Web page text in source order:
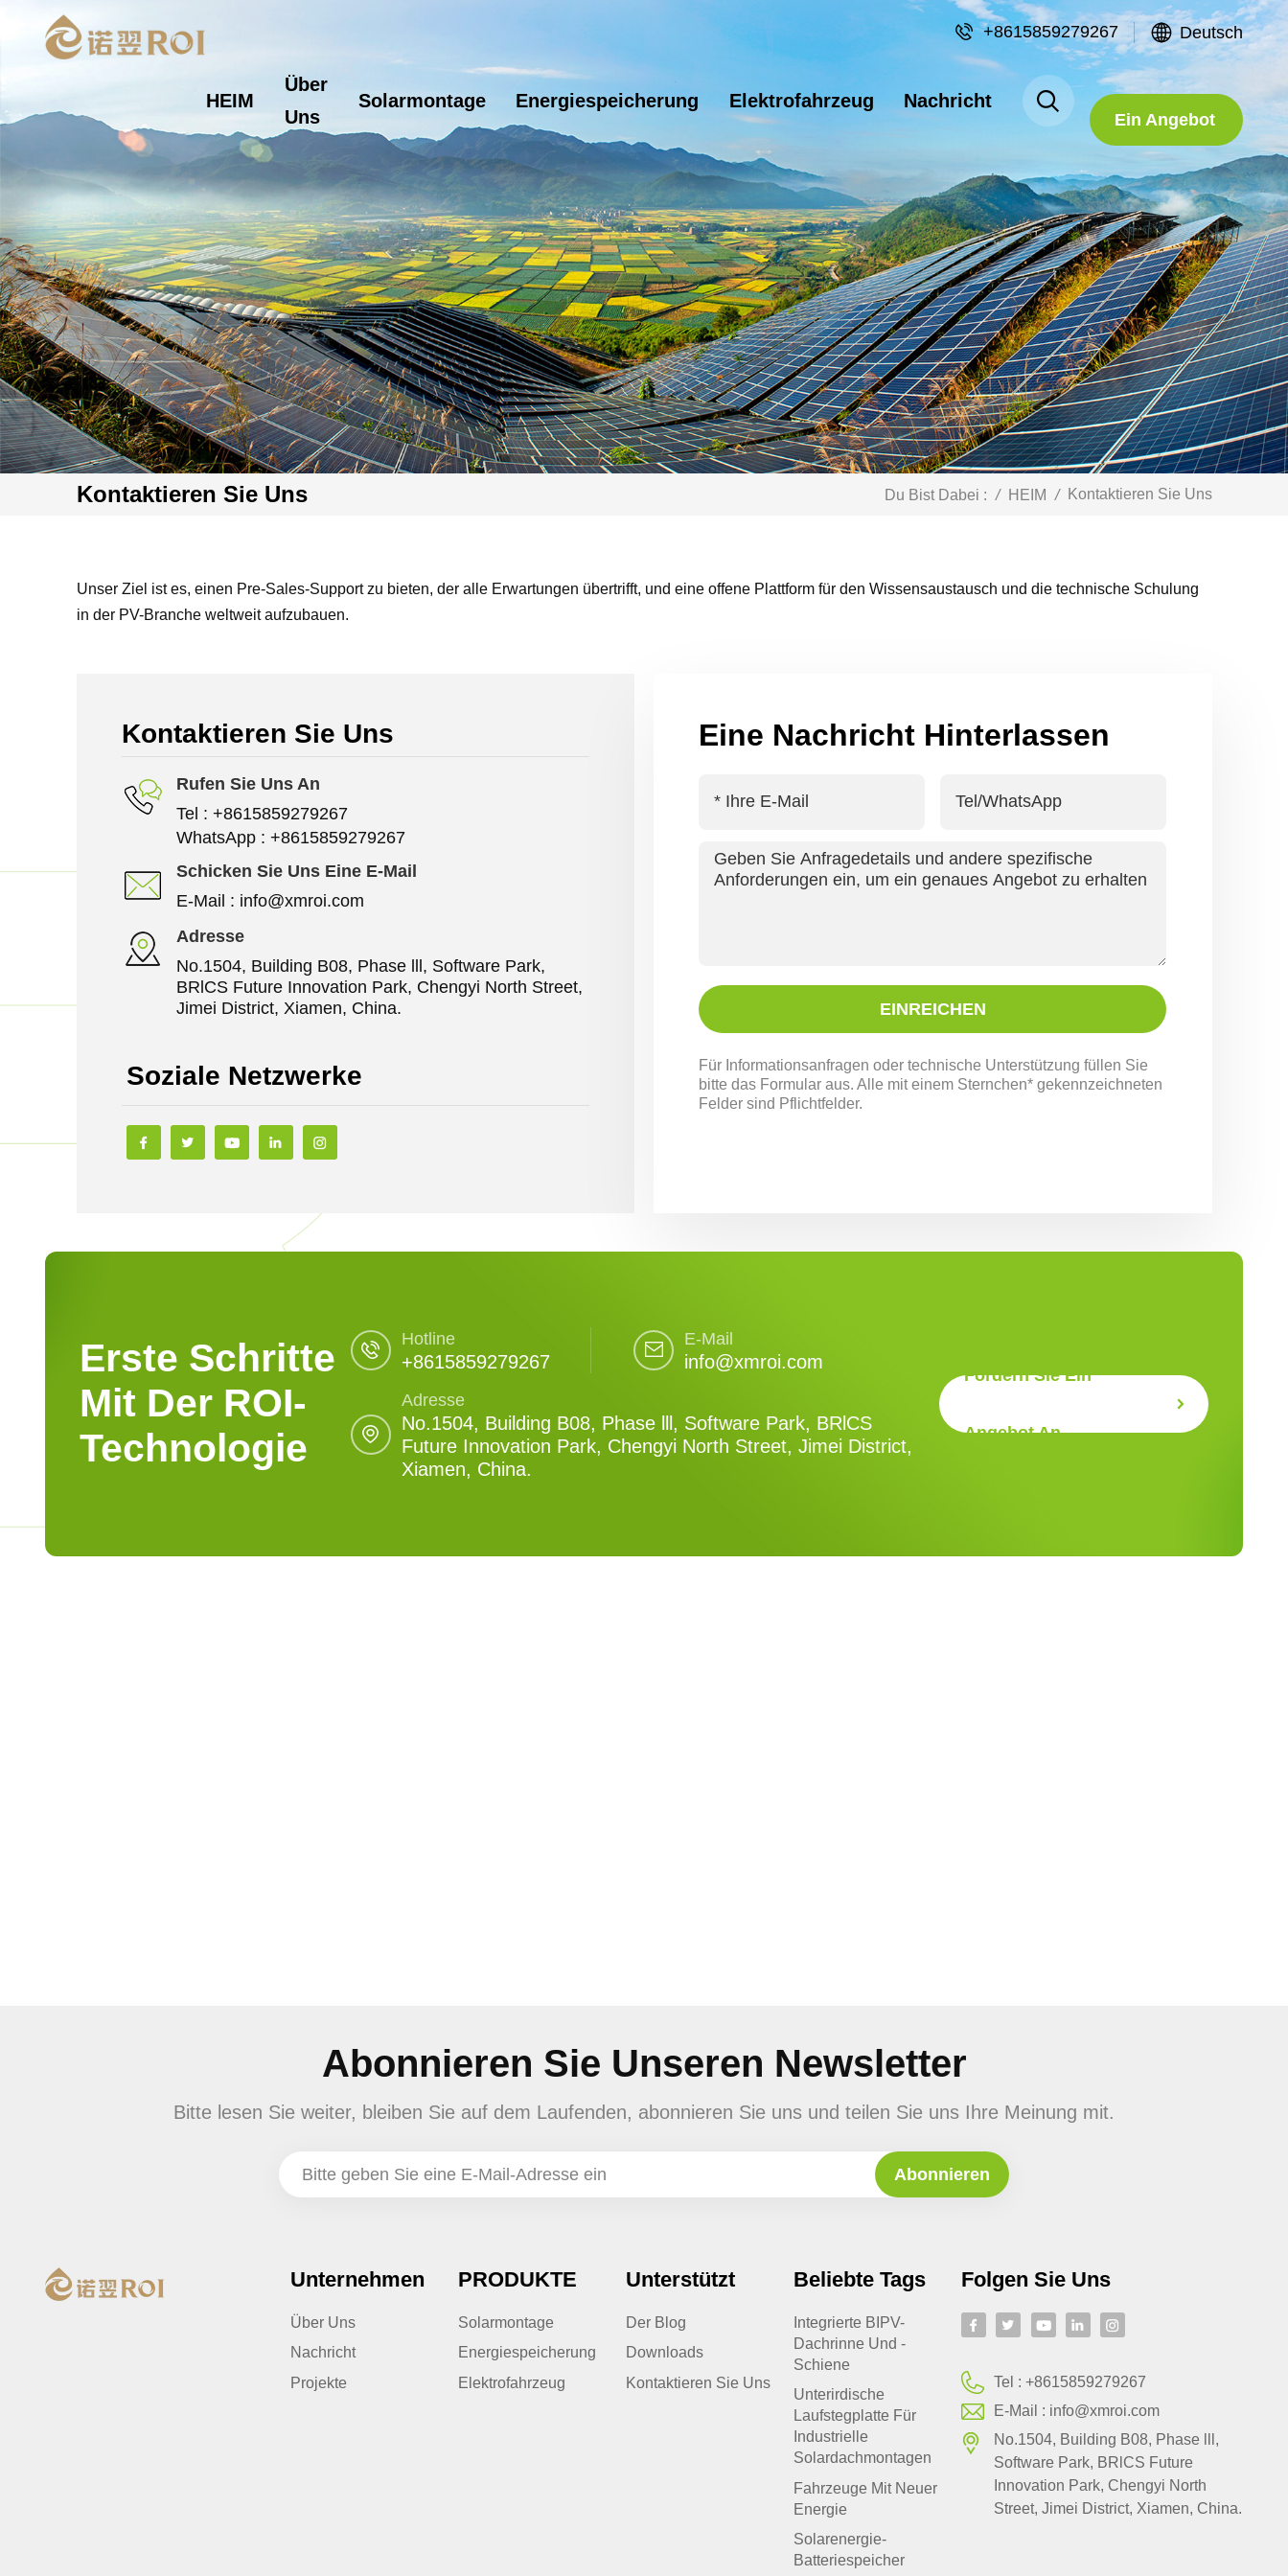
+8615859279267 Deutsch
HEIM
Über
Uns
Solarmontage Energiespeicherung Elektrofahrzeug Nachricht
Fordern Sie
Ein Angebot
An
Kontaktieren Sie Uns Du Bist Dabei : / HEIM / Kontaktieren Sie Uns
Unser Ziel ist es, einen Pre-Sales-Support zu bieten, der alle Erwartungen übertrifft, und eine offene Plattform für den Wissensaustausch und die technische Schulung
in der PV-Branche weltweit aufzubauen.
Kontaktieren Sie Uns
Rufen Sie Uns An
Tel : +8615859279267
WhatsApp : +8615859279267
Schicken Sie Uns Eine E-Mail
E-Mail : info@xmroi.com
Adresse
No.1504, Building B08, Phase lll, Software Park,
BRlCS Future Innovation Park, Chengyi North Street,
Jimei District, Xiamen, China.
Soziale Netzwerke
Eine Nachricht Hinterlassen
EINREICHEN
Für Informationsanfragen oder technische Unterstützung füllen Sie
bitte das Formular aus. Alle mit einem Sternchen* gekennzeichneten
Felder sind Pflichtfelder.
Erste Schritte
Mit Der ROI-
Technologie
Hotline
+8615859279267
E-Mail
info@xmroi.com
Adresse
No.1504, Building B08, Phase lll, Software Park, BRlCS
Future Innovation Park, Chengyi North Street, Jimei District,
Xiamen, China.
Fordern Sie Ein
Angebot An
Abonnieren Sie Unseren Newsletter
Bitte lesen Sie weiter, bleiben Sie auf dem Laufenden, abonnieren Sie uns und teilen Sie uns Ihre Meinung mit.
Unternehmen
Über Uns
Nachricht
Projekte
PRODUKTE
Solarmontage
Energiespeicherung
Elektrofahrzeug
Unterstützt
Der Blog
Downloads
Kontaktieren Sie Uns
Beliebte Tags
Integrierte BIPV-
Dachrinne Und -
Schiene
Unterirdische
Laufstegplatte Für
Industrielle
Solardachmontagen
Fahrzeuge Mit Neuer
Energie
Solarenergie-
Batteriespeicher
Folgen Sie Uns
Tel :+8615859279267
E-Mail : info@xmroi.com
No.1504, Building B08, Phase lll,
Software Park, BRlCS Future
Innovation Park, Chengyi North
Street, Jimei District, Xiamen, China.